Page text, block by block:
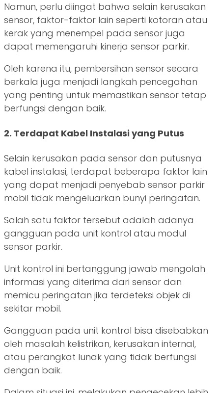
Namun, perlu diingat bahwa selain kerusakan
sensor, faktor-faktor lain seperti kotoran atau
kerak yang menempel pada sensor juga
dapat memengaruhi kinerja sensor parkir.
Oleh karena itu, pembersihan sensor secara
berkala juga menjadi langkah pencegahan
yang penting untuk memastikan sensor tetap
berfungsi dengan baik.
2. Terdapat Kabel Instalasi yang Putus
Selain kerusakan pada sensor dan putusnya
kabel instalasi, terdapat beberapa faktor lain
yang dapat menjadi penyebab sensor parkir
mobil tidak mengeluarkan bunyi peringatan.
Salah satu faktor tersebut adalah adanya
gangguan pada unit kontrol atau modul
sensor parkir.
Unit kontrol ini bertanggung jawab mengolah
informasi yang diterima dari sensor dan
memicu peringatan jika terdeteksi objek di
sekitar mobil.
Gangguan pada unit kontrol bisa disebabkan
oleh masalah kelistrikan, kerusakan internal,
atau perangkat lunak yang tidak berfungsi
dengan baik.